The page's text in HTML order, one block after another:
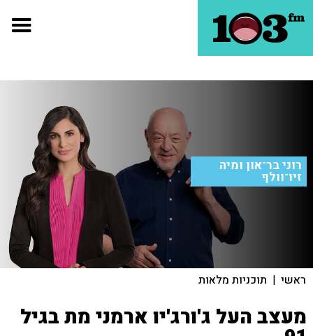
רוני בר־און ומיה
זיו־וולף
ראשי | תוכניות מלאות
מעצב העל ג'ורג'יו ארמני מת בגיל